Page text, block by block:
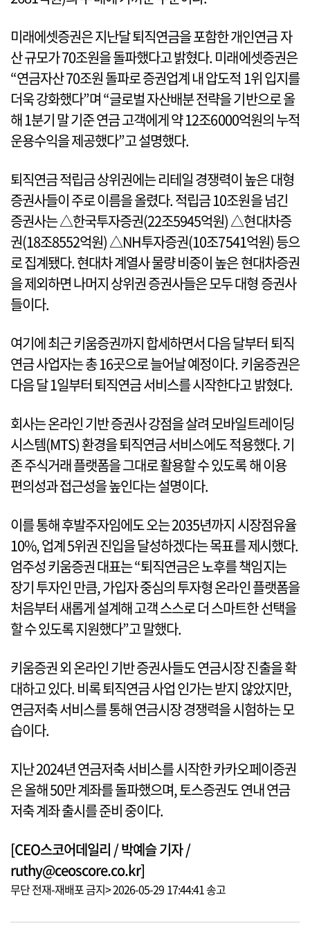
미래에셋증권은 지난달 퇴직연금을 포함한 개인연금 자
산 규모가 70조원을 돌파했다고 밝혔다. 미래에셋증권은
“연금자산 70조원 돌파로 증권업계 내 압도적 1위 입지를
더욱 강화했다”며 “글로벌 자산배분 전략을 기반으로 올
해 1분기 말 기준 연금 고객에게 약 12조6000억원의 누적
운용수익을 제공했다”고 설명했다.
퇴직연금 적립금 상위권에는 리테일 경쟁력이 높은 대형
증권사들이 주로 이름을 올렸다. 적립금 10조원을 넘긴
증권사는 △한국투자증권(22조5945억원) △현대차증
권(18조8552억원) △NH투자증권(10조7541억원) 등으
로 집계됐다. 현대차 계열사 물량 비중이 높은 현대차증권
을 제외하면 나머지 상위권 증권사들은 모두 대형 증권사
들이다.
여기에 최근 키움증권까지 합세하면서 다음 달부터 퇴직
연금 사업자는 총 16곳으로 늘어날 예정이다. 키움증권은
다음 달 1일부터 퇴직연금 서비스를 시작한다고 밝혔다.
회사는 온라인 기반 증권사 강점을 살려 모바일트레이딩
시스템(MTS) 환경을 퇴직연금 서비스에도 적용했다. 기
존 주식거래 플랫폼을 그대로 활용할 수 있도록 해 이용
편의성과 접근성을 높인다는 설명이다.
이를 통해 후발주자임에도 오는 2035년까지 시장점유율
10%, 업계 5위권 진입을 달성하겠다는 목표를 제시했다.
엄주성 키움증권 대표는 “퇴직연금은 노후를 책임지는
장기 투자인 만큼, 가입자 중심의 투자형 온라인 플랫폼을
처음부터 새롭게 설계해 고객 스스로 더 스마트한 선택을
할 수 있도록 지원했다”고 말했다.
키움증권 외 온라인 기반 증권사들도 연금시장 진출을 확
대하고 있다. 비록 퇴직연금 사업 인가는 받지 않았지만,
연금저축 서비스를 통해 연금시장 경쟁력을 시험하는 모
습이다.
지난 2024년 연금저축 서비스를 시작한 카카오페이증권
은 올해 50만 계좌를 돌파했으며, 토스증권도 연내 연금
저축 계좌 출시를 준비 중이다.
[CEO스코어데일리 / 박예슬 기자 /
ruthy@ceoscore.co.kr]
무단 전재-재배포 금지> 2026-05-29 17:44:41 송고